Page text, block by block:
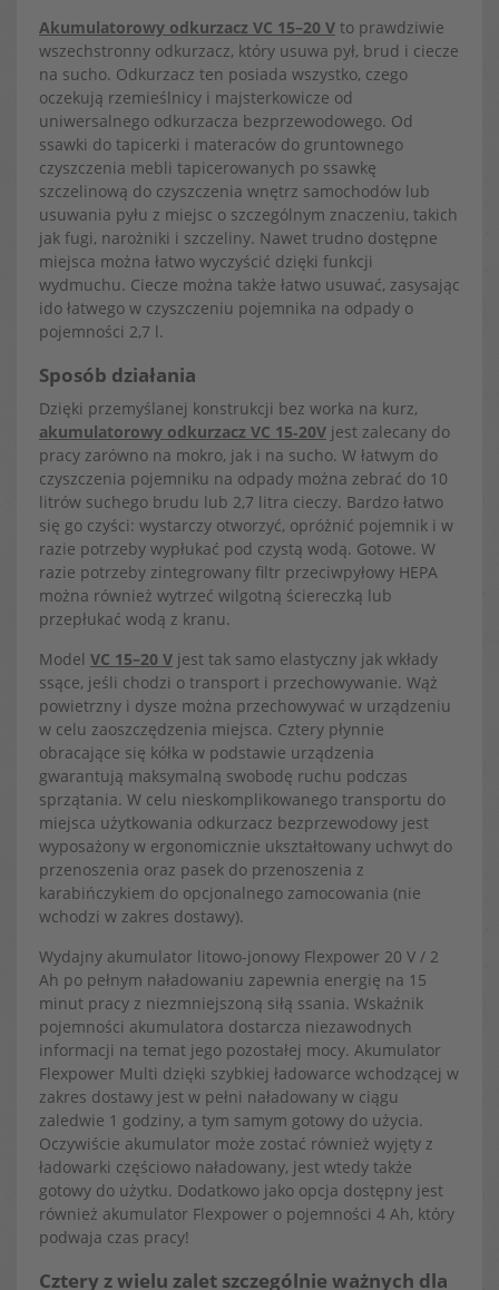
Akumulatorowy odkurzacz VC 15–20 V to prawdziwie
wszechstronny odkurzacz, który usuwa pył, brud i ciecze
na sucho. Odkurzacz ten posiada wszystko, czego
oczekują rzemieślnicy i majsterkowicze od
uniwersalnego odkurzacza bezprzewodowego. Od
ssawki do tapicerki i materaców do gruntownego
czyszczenia mebli tapicerowanych po ssawkę
szczelinową do czyszczenia wnętrz samochodów lub
usuwania pyłu z miejsc o szczególnym znaczeniu, takich
jak fugi, narożniki i szczeliny. Nawet trudno dostępne
miejsca można łatwo wyczyścić dzięki funkcji
wydmuchu. Ciecze można także łatwo usuwać, zasysając
ido łatwego w czyszczeniu pojemnika na odpady o
pojemności 2,7 l.
Sposób działania
Dzięki przemyślanej konstrukcji bez worka na kurz,
akumulatorowy odkurzacz VC 15‑20V jest zalecany do
pracy zarówno na mokro, jak i na sucho. W łatwym do
czyszczenia pojemniku na odpady można zebrać do 10
litrów suchego brudu lub 2,7 litra cieczy. Bardzo łatwo
się go czyści: wystarczy otworzyć, opróżnić pojemnik i w
razie potrzeby wypłukać pod czystą wodą. Gotowe. W
razie potrzeby zintegrowany filtr przeciwpyłowy HEPA
można również wytrzeć wilgotną ściereczką lub
przepłukać wodą z kranu.
Model VC 15–20 V jest tak samo elastyczny jak wkłady
ssące, jeśli chodzi o transport i przechowywanie. Wąż
powietrzny i dysze można przechowywać w urządzeniu
w celu zaoszczędzenia miejsca. Cztery płynnie
obracające się kółka w podstawie urządzenia
gwarantują maksymalną swobodę ruchu podczas
sprzątania. W celu nieskomplikowanego transportu do
miejsca użytkowania odkurzacz bezprzewodowy jest
wyposażony w ergonomicznie ukształtowany uchwyt do
przenoszenia oraz pasek do przenoszenia z
karabińczykiem do opcjonalnego zamocowania (nie
wchodzi w zakres dostawy).
Wydajny akumulator litowo-jonowy Flexpower 20 V / 2
Ah po pełnym naładowaniu zapewnia energię na 15
minut pracy z niezmniejszoną siłą ssania. Wskaźnik
pojemności akumulatora dostarcza niezawodnych
informacji na temat jego pozostałej mocy. Akumulator
Flexpower Multi dzięki szybkiej ładowarce wchodzącej w
zakres dostawy jest w pełni naładowany w ciągu
zaledwie 1 godziny, a tym samym gotowy do użycia.
Oczywiście akumulator może zostać również wyjęty z
ładowarki częściowo naładowany, jest wtedy także
gotowy do użytku. Dodatkowo jako opcja dostępny jest
również akumulator Flexpower o pojemności 4 Ah, który
podwaja czas pracy!
Cztery z wielu zalet szczególnie ważnych dla